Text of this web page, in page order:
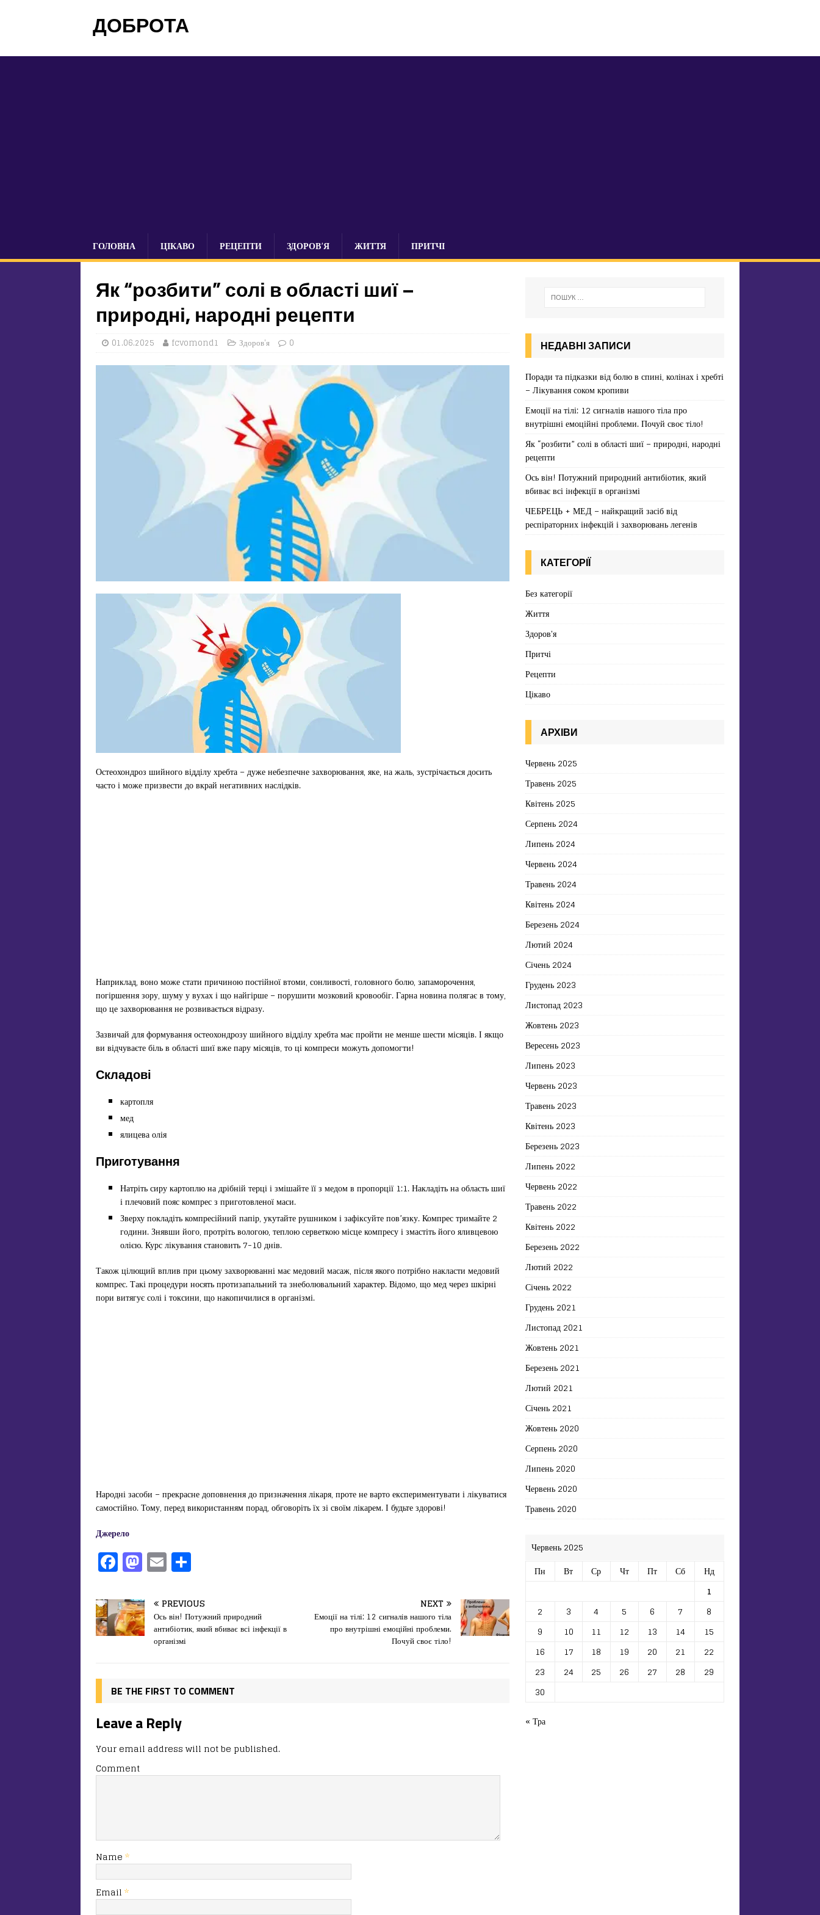
ДОБРОТА
ГОЛОВНА ЦІКАВО РЕЦЕПТИ ЗДОРОВ’Я ЖИТТЯ ПРИТЧІ
Як “розбити” солі в області шиї –
природні, народні рецепти
01.06.2025 fcvomond1 Здоров'я 0
Остеохондроз шийного відділу хребта – дуже небезпечне захворювання, яке, на жаль, зустрічається досить
часто і може призвести до вкрай негативних наслідків.
Наприклад, воно може стати причиною постійної втоми, сонливості, головного болю, запаморочення,
погіршення зору, шуму у вухах і що найгірше – порушити мозковий кровообіг. Гарна новина полягає в тому,
що це захворювання не розвивається відразу.
Зазвичай для формування остеохондрозу шийного відділу хребта має пройти не менше шести місяців. І якщо
ви відчуваєте біль в області шиї вже пару місяців, то ці компреси можуть допомогти!
Складові
картопля
мед
ялицева ​​олія
Приготування
Натріть сиру картоплю на дрібній терці і змішайте її з медом в пропорції 1:1. Накладіть на область шиї
і плечовий пояс компрес з приготовленої маси.
Зверху покладіть компресійний папір, укутайте рушником і зафіксуйте пов’язку. Компрес тримайте 2
години. Знявши його, протріть вологою, теплою серветкою місце компресу і змастіть його яливцевою
олією. Курс лікування становить 7-10 днів.
Також цілющий вплив при цьому захворюванні має медовий масаж, після якого потрібно накласти медовий
компрес. Такі процедури носять протизапальний та знеболювальний характер. Відомо, що мед через шкірні
пори витягує солі і токсини, що накопичилися в організмі.
Народні засоби – прекрасне доповнення до призначення лікаря, проте не варто експериментувати і лікуватися
самостійно. Тому, перед використанням порад, обговоріть їх зі своїм лікарем. І будьте здорові!
Джерело
F
a
c
e
b
o
k
M
a
st
o
d
n
E
m
ai
l
іл
и
т
я
PREVIOUS
Ось він! Потужний природний
антибіотик, який вбиває всі інфекції в
організмі
NEXT
Емоції на тілі: 12 сигналів нашого тіла
про внутрішні емоційні проблеми.
Почуй своє тіло!
BE THE FIRST TO COMMENT
Leave a Reply
Your email address will not be published.
Comment
Name *
Email *
НЕДАВНІ ЗАПИСИ
Поради та підказки від болю в спині, колінах і хребті
– Лікування соком кропиви
Емоції на тілі: 12 сигналів нашого тіла про
внутрішні емоційні проблеми. Почуй своє тіло!
Як “розбити” солі в області шиї – природні, народні
рецепти
Ось він! Потужний природний антибіотик, який
вбиває всі інфекції в організмі
ЧЕБРЕЦЬ + МЕД – найкращий засіб від
респіраторних інфекцій і захворювань легенів
КАТЕГОРІЇ
Без категорії
Життя
Здоров'я
Притчі
Рецепти
Цікаво
АРХІВИ
Червень 2025
Травень 2025
Квітень 2025
Серпень 2024
Липень 2024
Червень 2024
Травень 2024
Квітень 2024
Березень 2024
Лютий 2024
Січень 2024
Грудень 2023
Листопад 2023
Жовтень 2023
Вересень 2023
Липень 2023
Червень 2023
Травень 2023
Квітень 2023
Березень 2023
Липень 2022
Червень 2022
Травень 2022
Квітень 2022
Березень 2022
Лютий 2022
Січень 2022
Грудень 2021
Листопад 2021
Жовтень 2021
Березень 2021
Лютий 2021
Січень 2021
Жовтень 2020
Серпень 2020
Липень 2020
Червень 2020
Травень 2020
Червень 2025
Пн
Вт Ср Чт Пт Сб
Нд
1
2
3 4 5 6 7
8
9
10 11 12 13 14
15
16
17 18 19 20 21
22
23
24 25 26 27 28
29
30
« Тра